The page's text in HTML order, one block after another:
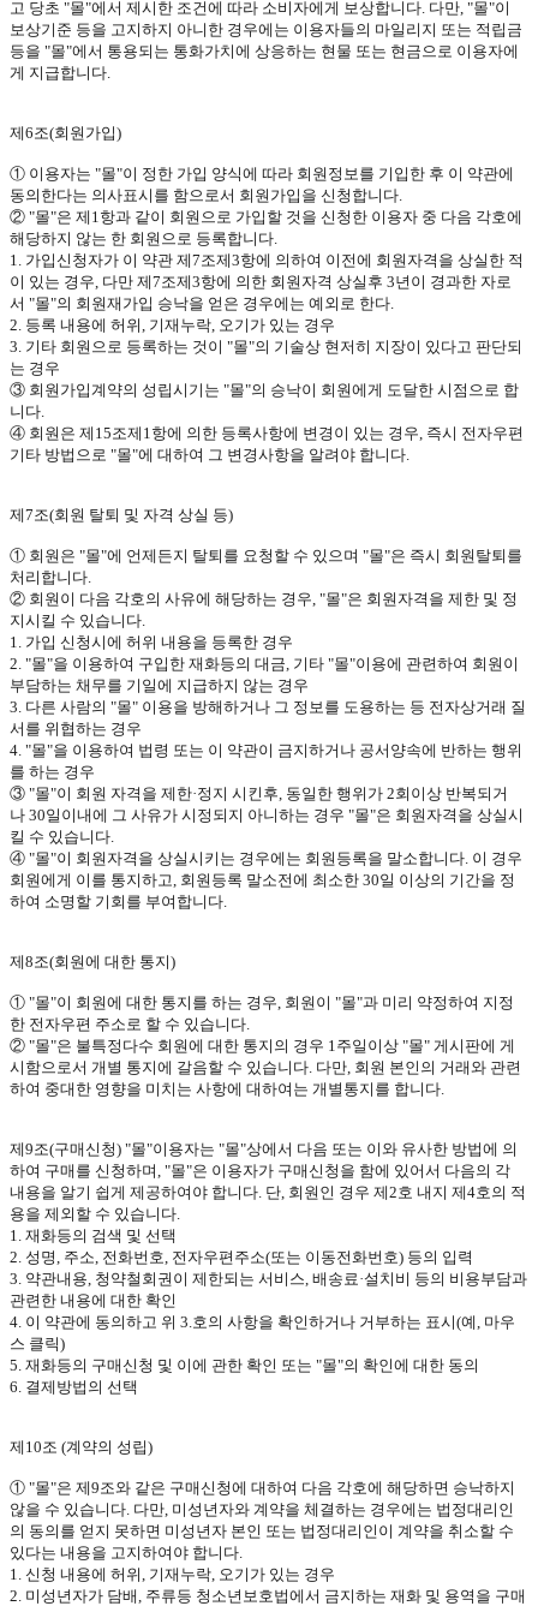
고 당초 "몰"에서 제시한 조건에 따라 소비자에게 보상합니다 다만 , "몰"이
보상기준 등을 고지하지 아니한 경우에는 이용자들의 마일리지 또는 적립금
등을 "몰"에서 통용되는 통화가치에 상응하는 현물 또는 현금으로 이용자에
게 지급합니다
제6조(회원가입)
① 이용자는 "몰"이 정한 가입 양식에 따라 회원정보를 기입한 후 이 약관에
동의한다는 의사표시를 함으로서 회원가입을 신청합니다
② "몰"은 제 1 항과 같이 회원으로 가입할 것을 신청한 이용자 중 다음 각호에
해당하지 않는 한 회원으로 등록합니다
1. 가입신청자가 이 약관 제7조제3항에 의하여 이전에 회원자격을 상실한 적
이 있는 경우 다만 제7조제3항에 의한 회원자격 상실후 3년이 경과한 자로
서 "몰"의 회원재가입 승낙을 얻은 경우에는 예외로 한다
2. 등록 내용에 허위 기재누락 오기가 있는 경우
3. 기타 회원으로 등록하는 것이 "몰"의 기술상 현저히 지장이 있다고 판단되
는 경우
③ 회원가입계약의 성립시기는 "몰"의 승낙이 회원에게 도달한 시점으로 합
니다
④ 회원은 제 15조제 1 항에 의한 등록사항에 변경이 있는 경우 즉시 전자우편
기타 방법으로 "몰"에 대하여 그 변경사항을 알려야 합니다
제7조(회원 탈퇴 및 자격 상실 등)
① 회원은 "몰"에 언제든지 탈퇴를 요청할 수 있으며 "몰"은 즉시 회원탈퇴를
처리합니다
② 회원이 다음 각호의 사유에 해당하는 경우 , "몰"은 회원자격을 제한 및 정
지시킬 수 있습니다
1. 가입 신청시에 허위 내용을 등록한 경우
2. "몰"을 이용하여 구입한 재화등의 대금 기타 "몰"이용에 관련하여 회원이
부담하는 채무를 기일에 지급하지 않는 경우
3. 다른 사람의 "몰" 이용을 방해하거나 그 정보를 도용하는 등 전자상거래 질
서를 위협하는 경우
4. "몰"을 이용하여 법령 또는 이 약관이 금지하거나 공서양속에 반하는 행위
를 하는 경우
③ "몰"이 회원 자격을 제한·정지 시킨후 동일한 행위가 2회이상 반복되거
나 30일이내에 그 사유가 시정되지 아니하는 경우 "몰"은 회원자격을 상실시
킬 수 있습니다
④ "몰"이 회원자격을 상실시키는 경우에는 회원등록을 말소합니다 이 경우
회원에게 이를 통지하고 회원등록 말소전에 최소한 30일 이상의 기간을 정
하여 소명할 기회를 부여합니다
제8조(회원에 대한 통지)
① "몰"이 회원에 대한 통지를 하는 경우 회원이 "몰"과 미리 약정하여 지정
한 전자우편 주소로 할 수 있습니다
② "몰"은 불특정다수 회원에 대한 통지의 경우 1 주일이상 "몰" 게시판에 게
시함으로서 개별 통지에 갈음할 수 있습니다 다만 회원 본인의 거래와 관련
하여 중대한 영향을 미치는 사항에 대하여는 개별통지를 합니다
제9조(구매신청) "몰"이용자는 "몰"상에서 다음 또는 이와 유사한 방법에 의
하여 구매를 신청하며 , "몰"은 이용자가 구매신청을 함에 있어서 다음의 각
내용을 알기 쉽게 제공하여야 합니다 단 회원인 경우 제2호 내지 제4호의 적
용을 제외할 수 있습니다
1. 재화등의 검색 및 선택
2. 성명 주소 전화번호 전자우편주소(또는 이동전화번호) 등의 입력
3. 약관내용 청약철회권이 제한되는 서비스 배송료·설치비 등의 비용부담과
관련한 내용에 대한 확인
4. 이 약관에 동의하고 위 3. 호의 사항을 확인하거나 거부하는 표시(예 마우
스 클릭)
5. 재화등의 구매신청 및 이에 관한 확인 또는 "몰"의 확인에 대한 동의
6. 결제방법의 선택
제 10조 (계약의 성립)
① "몰"은 제9조와 같은 구매신청에 대하여 다음 각호에 해당하면 승낙하지
않을 수 있습니다 다만 미성년자와 계약을 체결하는 경우에는 법정대리인
의 동의를 얻지 못하면 미성년자 본인 또는 법정대리인이 계약을 취소할 수
있다는 내용을 고지하여야 합니다
1. 신청 내용에 허위 기재누락 오기가 있는 경우
2. 미성년자가 담배 주류등 청소년보호법에서 금지하는 재화 및 용역을 구매